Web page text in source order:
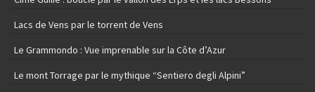
Lacs de Vens par le torrent de Vens
Le Grammondo : Vue imprenable sur la Côte d’Azur
Le mont Torrage par le mythique “Sentiero degli Alpini”